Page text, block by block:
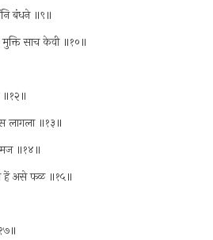
बंधने ॥९॥
मुक्ति साच केवी ॥१०॥
॥१२॥
लागला ॥१३॥
॥१४॥
हें असे फळ ॥१५॥